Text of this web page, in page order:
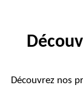
Découvrez nos